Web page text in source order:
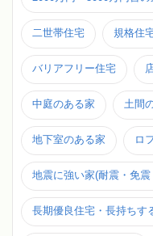
二世帯住宅 規格住
バリアフリー住宅
中庭のある家 土間
地下室のある家 ロ
地震に強い家(耐震・免震
長期優良住宅・長持ちす